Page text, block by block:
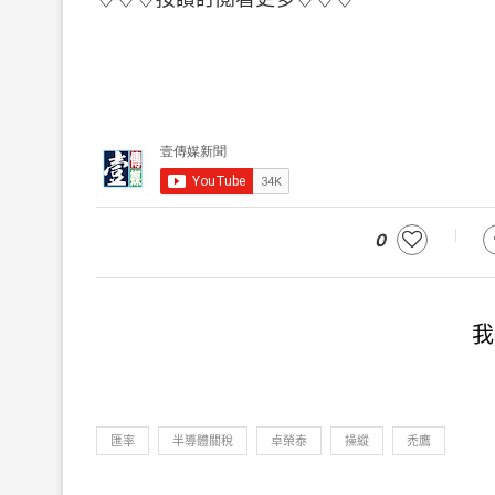
0
匯率 半導體關稅 卓榮泰 操縱 禿鷹